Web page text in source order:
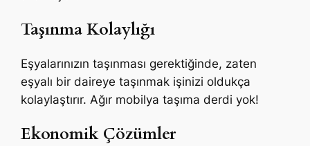
Taşınma Kolaylığı
Eşyalarınızın taşınması gerektiğinde, zaten
eşyalı bir daireye taşınmak işinizi oldukça
kolaylaştırır. Ağır mobilya taşıma derdi yok!
Ekonomik Çözümler